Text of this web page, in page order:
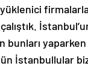
bunları
İstanbullular